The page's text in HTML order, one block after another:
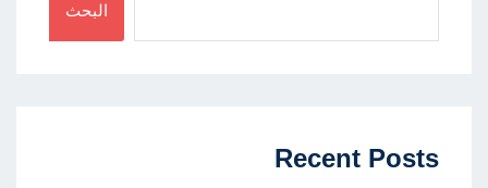
البحث
Recent Posts